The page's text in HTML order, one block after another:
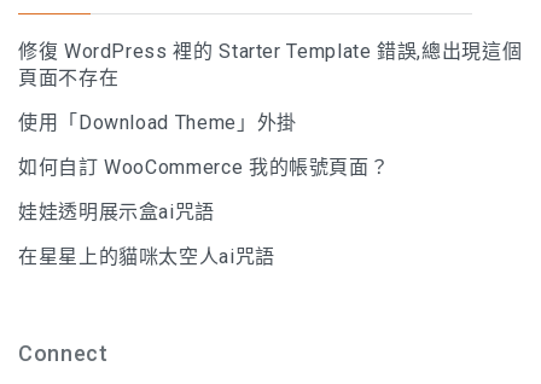
修復 WordPress 裡的 Starter Template 錯誤,總出現這個
頁面不存在
使用「Download Theme」外掛
如何自訂 WooCommerce 我的帳號頁面？
娃娃透明展示盒ai咒語
在星星上的貓咪太空人ai咒語
Connect